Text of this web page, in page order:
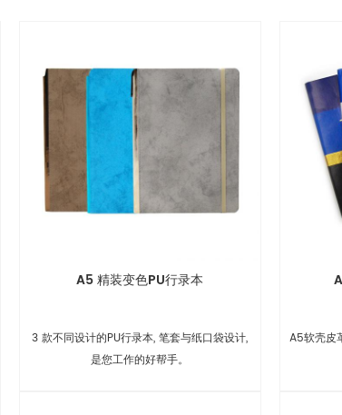
A5 精装变色PU行录本
3 款不同设计的PU行录本, 笔套与纸口袋设计,
是您工作的好帮手。
A5软壳皮